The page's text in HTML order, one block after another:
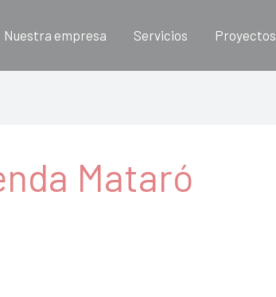
Nuestra empresa Servicios Proyectos
Mataró